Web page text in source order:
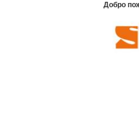
Добро